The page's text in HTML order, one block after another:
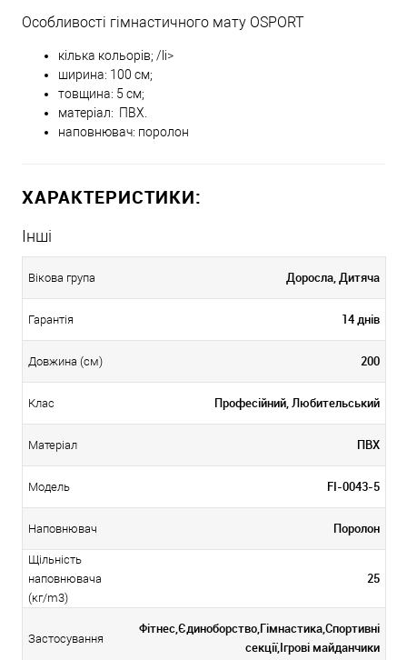
Особливості гімнастичного мату OSPORT
кілька кольорів; /li>
ширина: 100 см;
товщина: 5 см;
матеріал: ПВХ.
наповнювач: поролон
ХАРАКТЕРИСТИКИ:
Інші
Вікова група Доросла, Дитяча
Гарантія 14 днів
Довжина (см) 200
Клас Професійний, Любительський
Матеріал ПВХ
Модель FI-0043-5
Наповнювач Поролон
Щільність
наповнювача
(кг/m3)
25
Застосування
Фітнес,Єдиноборство,Гімнастика,Спортивні
секції,Ігрові майданчики